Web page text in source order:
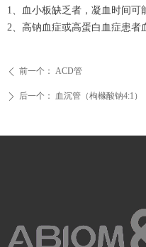
1、血小板缺乏者，凝血时间可
2、高钠血症或高蛋白血症患
ꄴ 前一个： ACD管
ꄲ 后一个： 血沉管（枸橼酸钠4:1）